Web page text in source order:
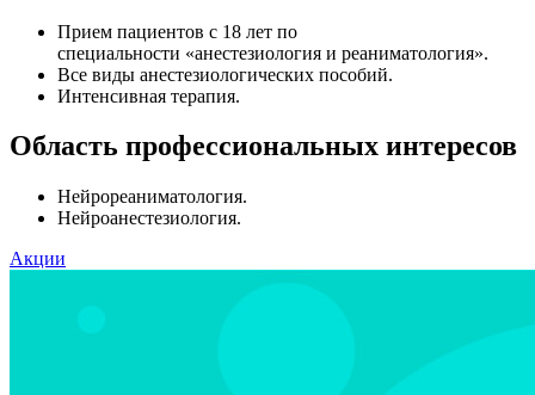
Прием пациентов с 18 лет по
специальности «анестезиология и реаниматология».
Все виды анестезиологических пособий.
Интенсивная терапия.
Область профессиональных интересов
Нейрореаниматология.
Нейроанестезиология.
Акции